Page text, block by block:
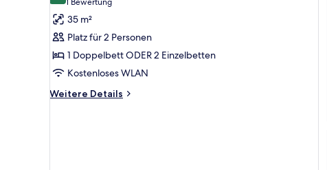
Comfort-
Doppel-
oder
-
Zweibettzimmer
anzeigen
(1
Bewertung)
35 m²
Platz für 2 Personen
1 Doppelbett ODER 2 Einzelbetten
Kostenloses WLAN
Weitere Details
Weitere